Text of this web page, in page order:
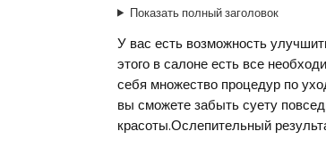
Показать полный заголовок
У вас есть возможность
этого в салоне есть все
себя множество процедур по
вы сможете забыть суету
красоты.Ослепительный